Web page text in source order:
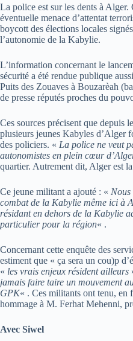
La police est sur les dents à Alger.
éventuelle menace d’attentat
boycott des élections locales
l’autonomie de la Kabylie.
L’information concernant le
sécurité a été rendue publique
Puits des Zouaves à Bouzarèah
de presse réputés proches du
Ces sources précisent que depuis
plusieurs jeunes Kabyles d’Alger
des policiers. « La police ne veut
autonomistes en plein cœur
quartier. Autrement dit, Alger est
Ce jeune militant a ajouté : « Nous
combat de la Kabylie même ici à
résidant en dehors de la Kabylie
particulier pour la région« .
Concernant cette enquête des
estiment que « ça sera un cou)p
« les vrais enjeux résident ailleurs
jamais faire taire un mouvement
GPK« . Ces militants ont tenu, en
hommage à M. Ferhat Mehenni,
Avec Siwel